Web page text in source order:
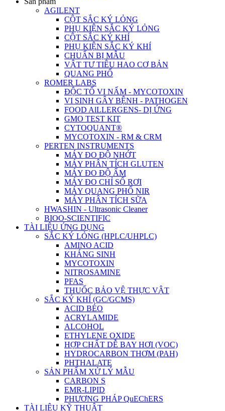
AGILENT
CỘT SẮC KÝ LỎNG
PHỤ KIỆN SẮC KÝ LỎNG
CỘT SẮC KÝ KHÍ
PHỤ KIỆN SẮC KÝ KHÍ
CHUẨN BỊ MẪU
VẬT TƯ TIÊU HAO CƠ BẢN
QUANG PHỔ
ROMER LABS
ĐỘC TỐ VI NẤM - MYCOTOXIN
VI SINH GÂY BỆNH - PATHOGEN
FOOD AlLLERGENS- DỊ ỨNG
GMO TEST KIT
CYTOQUANT®
MYCOTOXIN - RM & CRM
PERTEN INSTRUMENTS
MÁY ĐO ĐỘ NHỚT
MÁY PHÂN TÍCH GLUTEN
MÁY ĐO ĐỘ ẨM
MÁY ĐO CHỈ SỐ RƠI
MÁY QUANG PHỔ NIR
MÁY PHÂN TÍCH SỮA
HWASHIN - Ultrasonic Cleaner
BIOO-SCIENTIFIC
TÀI LIỆU ỨNG DỤNG
SẮC KÝ LỎNG (HPLC/UHPLC)
AMINO ACID
KHÁNG SINH
MYCOTOXIN
NITROSAMINE
PFAS
THUỐC BẢO VỆ THỰC VẬT
SẮC KÝ KHÍ (GC/GCMS)
ACID BÉO
ACRYLAMIDE
ALCOHOL
ETHYLENE OXIDE
HỢP CHẤT DỄ BAY HƠI (VOC)
HYDROCARBON THƠM (PAH)
PHTHALATE
SẢN PHẨM XỬ LÝ MẪU
CARBON S
EMR-LIPID
PHƯƠNG PHÁP QuEChERS
TÀI LIỆU KỸ THUẬT